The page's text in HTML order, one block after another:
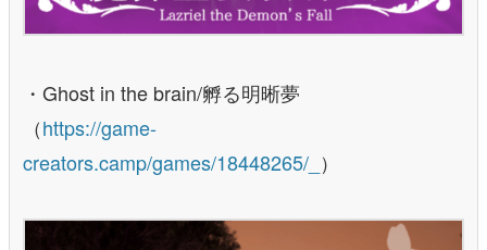
・Ghost in the brain/孵る明晰夢
（https://game-
creators.camp/games/18448265/_ ）